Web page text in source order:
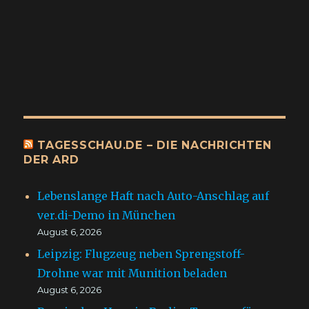
TAGESSCHAU.DE – DIE NACHRICHTEN
DER ARD
Lebenslange Haft nach Auto-Anschlag auf
ver.di-Demo in München
August 6, 2026
Leipzig: Flugzeug neben Sprengstoff-
Drohne war mit Munition beladen
August 6, 2026